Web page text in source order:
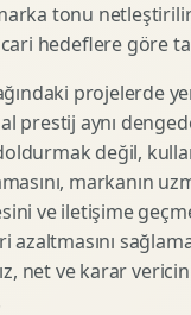
tonu
hedeflere göre
projelerde
prestij aynı
değil,
markanın
ve iletişime
net ve karar